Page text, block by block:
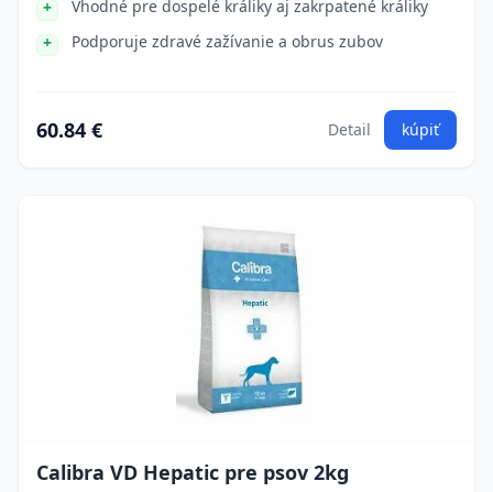
Vhodné pre dospelé králiky aj zakrpatené králiky
Podporuje zdravé zažívanie a obrus zubov
60.84 € Detail kúpiť
Calibra VD Hepatic pre psov 2kg